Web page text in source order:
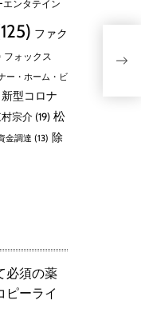
エンタテイン
ファク
フォックス
ー・ホーム・ビ
新型コロナ
宗介 (19) 松
金調達 (13) 除
必須の薬
ピーライ